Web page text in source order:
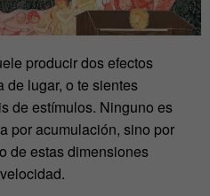
producir dos efectos
de lugar, o te sientes
de estímulos. Ninguno es
por acumulación, sino por
de estas dimensiones